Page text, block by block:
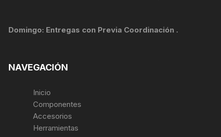
Domingo: Entregas con Previa Coordinación .
NAVEGACIÓN
Inicio
Componentes
Accesorios
Herramientas